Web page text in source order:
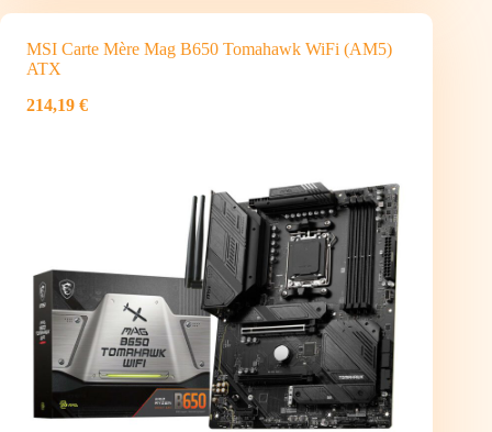
MSI Carte Mère Mag B650 Tomahawk WiFi (AM5)
ATX
214,19 €